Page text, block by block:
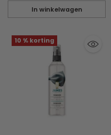
In winkelwagen
Hoeveelheid
10 % korting